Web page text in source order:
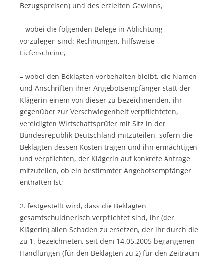
Bezugspreisen) und des erzielten Gewinns,
– wobei die folgenden Belege in Ablichtung
vorzulegen sind: Rechnungen, hilfsweise
Lieferscheine;
– wobei den Beklagten vorbehalten bleibt, die Namen
und Anschriften ihrer Angebotsempfänger statt der
Klägerin einem von dieser zu bezeichnenden, ihr
gegenüber zur Verschwiegenheit verpflichteten,
vereidigten Wirtschaftsprüfer mit Sitz in der
Bundesrepublik Deutschland mitzuteilen, sofern die
Beklagten dessen Kosten tragen und ihn ermächtigen
und verpflichten, der Klägerin auf konkrete Anfrage
mitzuteilen, ob ein bestimmter Angebotsempfänger
enthalten ist;
2. festgestellt wird, dass die Beklagten
gesamtschuldnerisch verpflichtet sind, ihr (der
Klägerin) allen Schaden zu ersetzen, der ihr durch die
zu 1. bezeichneten, seit dem 14.05.2005 begangenen
Handlungen (für den Beklagten zu 2) für den Zeitraum